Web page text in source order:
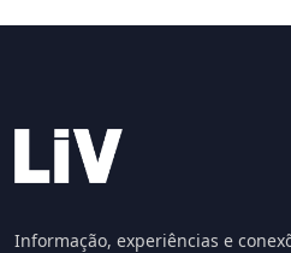
Informação, experiências e